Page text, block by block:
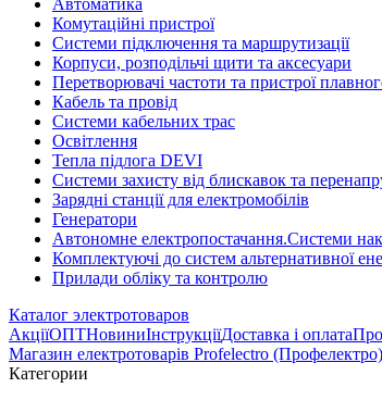
Автоматика
Комутаційні пристрої
Системи підключення та маршрутизації
Корпуси, розподільчі щити та аксесуари
Перетворювачі частоти та пристрої
Кабель та провід
Системи кабельних трас
Освітлення
Тепла підлога DEVI
Системи захисту від блискавок та
Зарядні станції для електромобілів
Генератори
Автономне електропостачання.Системи
Комплектуючі до систем альтернативної
Прилади обліку та контролю
Каталог электротоваров
АкціїОПТНовиниІнструкціїДоставка і оплата
Магазин електротоварів Profelectro (Профелектро)
Категории